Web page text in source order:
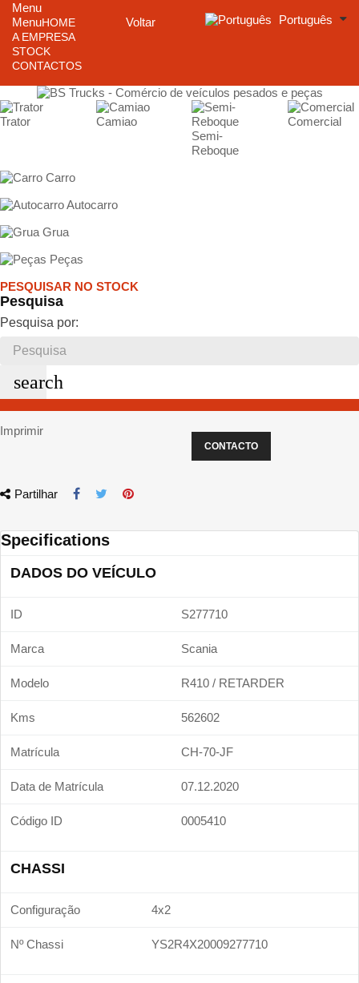
Menu
Menu
Voltar
HOME
A EMPRESA
STOCK
CONTACTOS
Português
Trator
Camiao
Semi-
Reboque
Comercial
Carro
Autocarro
Grua
Peças
PESQUISAR NO STOCK
Pesquisa
Pesquisa por:
search
Imprimir
CONTACTO
Partilhar
Specifications
DADOS DO VEÍCULO
ID S277710
Marca Scania
Modelo R410 / RETARDER
Kms 562602
Matrícula CH-70-JF
Data de Matrícula 07.12.2020
Código ID 0005410
CHASSI
Configuração 4x2
Nº Chassi YS2R4X20009277710